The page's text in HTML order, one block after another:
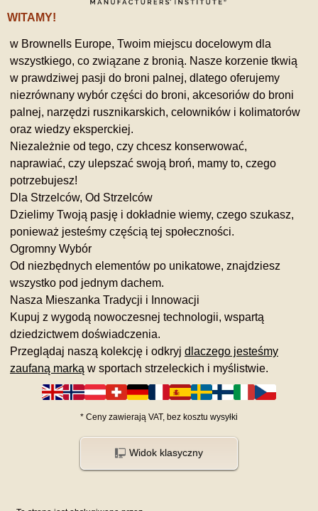
WITAMY!
w Brownells Europe, Twoim miejscu docelowym dla
wszystkiego, co związane z bronią. Nasze korzenie tkwią
w prawdziwej pasji do broni palnej, dlatego oferujemy
niezrównany wybór części do broni, akcesoriów do broni
palnej, narzędzi rusznikarskich, celowników i kolimatorów
oraz wiedzy eksperckiej.
Niezależnie od tego, czy chcesz konserwować,
naprawiać, czy ulepszać swoją broń, mamy to, czego
potrzebujesz!
Dla Strzelców, Od Strzelców
Dzielimy Twoją pasję i dokładnie wiemy, czego szukasz,
ponieważ jesteśmy częścią tej społeczności.
Ogromny Wybór
Od niezbędnych elementów po unikatowe, znajdziesz
wszystko pod jednym dachem.
Nasza Mieszanka Tradycji i Innowacji
Kupuj z wygodą nowoczesnej technologii, wspartą
dziedzictwem doświadczenia.
Przeglądaj naszą kolekcję i odkryj dlaczego jesteśmy
zaufaną marką w sportach strzeleckich i myślistwie.
* Ceny zawierają VAT, bez kosztu wysyłki
Widok klasyczny